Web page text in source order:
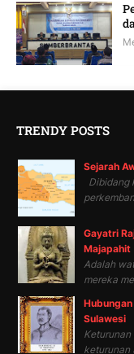
TRENDY POSTS
Sejarah
Dibidang
Gayatri
Majapahit
Adalah
mereka
Sulawesi
Keturunan
keturunan